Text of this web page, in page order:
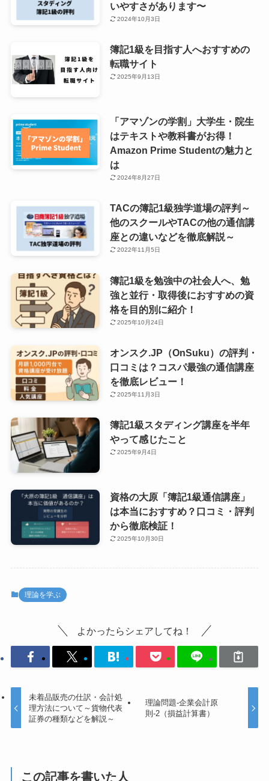
いやすさがあります〜
2024年10月3日
簿記1級を目指す人へおすすめの
転職サイト
2025年9月13日
「アマゾンの学割」大学生・院生
はテキストや教科書がお得！
Amazon Prime Studentの魅力と
は
2024年8月27日
TACの簿記1級独学道場の評判～
他のスクールやTACの他の通信講
座との違いなどを徹底解説～
2022年11月5日
簿記1級を勉強中の社会人へ、勉
強と並行・取得後におすすめの資
格を目的別に紹介！
2025年10月24日
オンスク.JP（OnSuku）の評判・
口コミは？コスパ最強の通信講座
を徹底レビュー！
2025年11月3日
簿記1級スタディング講座を半年
やって感じたこと
2025年9月4日
資格の大原「簿記1級通信講座」
は本当におすすめ？口コミ・評判
から徹底検証！
2025年10月30日
理論を学ぶ
よかったらシェアしてね！
未着品販売の仕訳・会計処
理方法について～貨物代表
証券の種類などを解説～
理論問題-企業会計原
則-2（損益計算書）
この記事を書いた人